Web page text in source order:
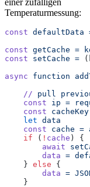
Temperaturmessung:
const defaultData
const getCache =
const setCache =
async function
    //
pull
    const
ip =
    const
cacheKey
    let
data
    const
cache =
    if
( ! cache ) {
        await
        data
=
    }
else {
        data
=
    }